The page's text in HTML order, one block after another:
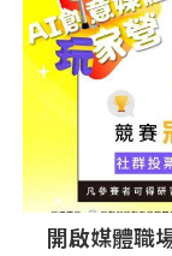
開啟媒體職